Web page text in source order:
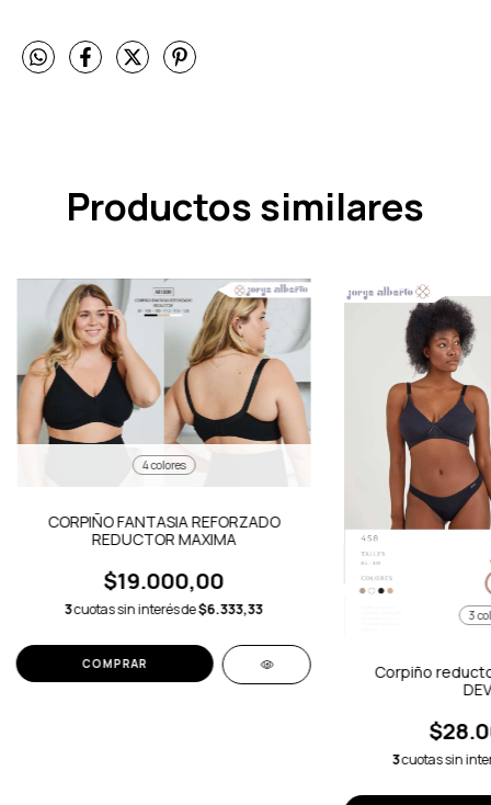
Productos similares
4 colores
CORPIÑO FANTASIA REFORZADO
REDUCTOR MAXIMA
$19.000,00
3cuotas sin interés de$6.333,33
COMPRAR
3
Corpiño
3cuotas sin